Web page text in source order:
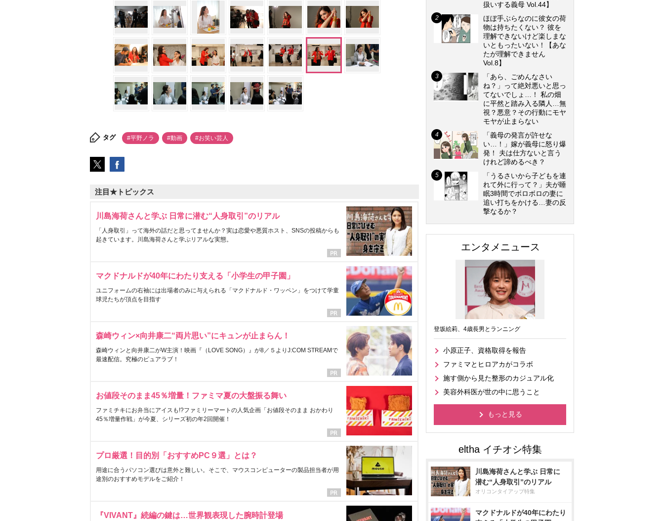
タグ #平野ノラ #動画 #お笑い芸人
注目★トピックス
川島海荷さんと学ぶ 日常に潜む“人身取引”のリアル
「人身取引」って海外の話だと思ってませんか？実は恋愛や悪質ホスト、SNSの投稿からも
起きています。川島海荷さんと学ぶリアルな実態。
マクドナルドが40年にわたり支える「小学生の甲子園」
ユニフォームの右袖には出場者のみに与えられる「マクドナルド・ワッペン」をつけて学童
球児たちが頂点を目指す
森崎ウィン×向井康二“両片思い”にキュンが止まらん！
森崎ウィンと向井康二がW主演！映画『（LOVE SONG）』が8／５よりJ:COM STREAMで
最速配信。究極のピュアラブ！
お値段そのまま45％増量！ファミマ夏の大盤振る舞い
ファミチキにお弁当にアイスも!?ファミリーマートの人気企画「お値段そのまま おかわり
45％増量作戦」が今夏、シリーズ初の年2回開催！
プロ厳選！目的別「おすすめPC９選」とは？
用途に合うパソコン選びは意外と難しい。そこで、マウスコンピューターの製品担当者が用
途別のおすすめモデルをご紹介！
『VIVANT』続編の鍵は…世界観表現した腕時計登場
扱いする義母 Vol.44】
ほぼ手ぶらなのに彼女の荷
物は持ちたくない？ 彼を
理解できないけど楽しまな
いともったいない！【あな
たが理解できません
Vol.8】
「あら、ごめんなさい
ね？」って絶対悪いと思っ
てないでしょ…！ 私の畑
に平然と踏み入る隣人…無
視？悪意？その行動にモヤ
モヤが止まらない
「義母の発言が許せな
い…！」嫁が義母に怒り爆
発！ 夫は仕方ないと言う
けれど諦めるべき？
「うるさいから子どもを連
れて外に行って？」夫が睡
眠3時間でボロボロの妻に
追い打ちをかける…妻の反
撃なるか？
エンタメニュース
登坂絵莉、4歳長男とランニング
小原正子、資格取得を報告
ファミマとヒロアカがコラボ
施す側から見た整形のカジュアル化
美容外科医が世の中に思うこと
もっと見る
川島海荷さんと学ぶ 日常に
潜む“人身取引”のリアル
オリコンタイアップ特集
マクドナルドが40年にわたり